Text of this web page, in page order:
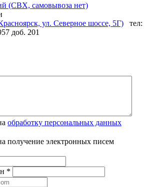
(СВХ, самовывоза нет)
ул. Северное шоссе, 5Г)
тел:
доб. 201
обработку персональных данных
получение электронных писем
*